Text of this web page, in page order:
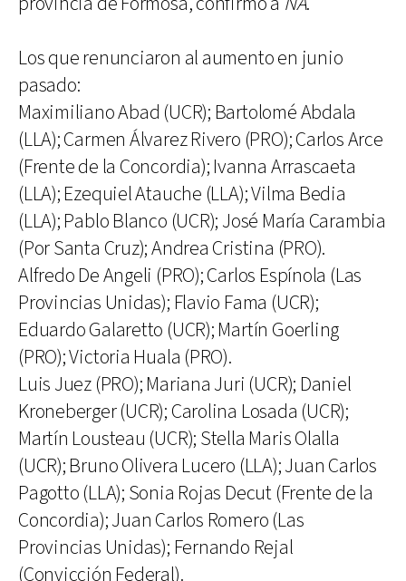
Los que renunciaron al aumento en junio
pasado:
Maximiliano Abad (UCR); Bartolomé Abdala
(LLA); Carmen Álvarez Rivero (PRO); Carlos Arce
(Frente de la Concordia); Ivanna Arrascaeta
(LLA); Ezequiel Atauche (LLA); Vilma Bedia
(LLA); Pablo Blanco (UCR); José María Carambia
(Por Santa Cruz); Andrea Cristina (PRO).
Alfredo De Angeli (PRO); Carlos Espínola (Las
Provincias Unidas); Flavio Fama (UCR);
Eduardo Galaretto (UCR); Martín Goerling
(PRO); Victoria Huala (PRO).
Luis Juez (PRO); Mariana Juri (UCR); Daniel
Kroneberger (UCR); Carolina Losada (UCR);
Martín Lousteau (UCR); Stella Maris Olalla
(UCR); Bruno Olivera Lucero (LLA); Juan Carlos
Pagotto (LLA); Sonia Rojas Decut (Frente de la
Concordia); Juan Carlos Romero (Las
Provincias Unidas); Fernando Rejal
(Convicción Federal).